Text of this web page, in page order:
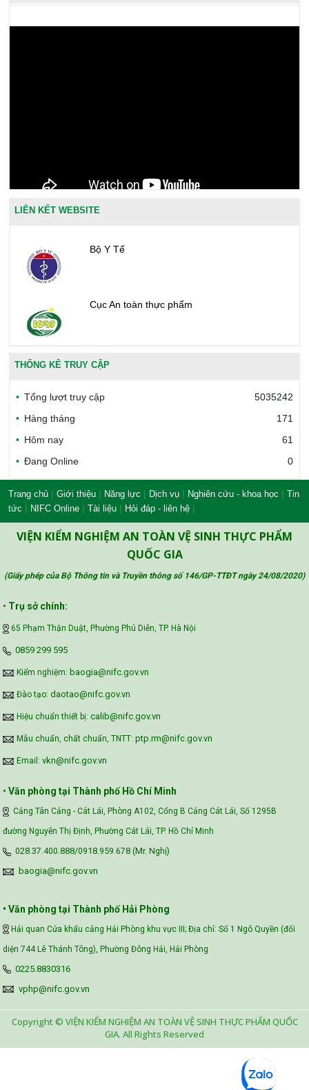
LIÊN KẾT WEBSITE
Bộ Y Tế
Cục An toàn thực phẩm
Văn phòng công nhận chất lượng
Công đoàn Y tế Việt Nam
Safe Food for Growth Project (SAFEGRO)
Vietnam Center for Food Safety Risk
THỐNG KÊ TRUY CẬP
Tổng lượt truy cập
5035242
Hàng tháng
171
Hôm nay
61
Đang Online
0
Trang chủ | Giới thiệu | Năng lực | Dịch vụ | Nghiên cứu - khoa học | Tin
tức | NIFC Online | Tài liệu | Hỏi đáp - liên hệ |
VIỆN KIỂM NGHIỆM AN TOÀN VỆ SINH THỰC PHẨM
QUỐC GIA
(Giấy phép của Bộ Thông tin và Truyền thông số 146/GP-TTĐT ngày 24/08/2020)
• Trụ sở chính:
65 Phạm Thận Duật, Phường Phú Diễn, TP. Hà Nội
‪0859 299 595‬
Kiểm nghiệm: baogia@nifc.gov.vn
Đào tạo: daotao@nifc.gov.vn
Hiệu chuẩn thiết bị: calib@nifc.gov.vn
Mẫu chuẩn, chất chuẩn, TNTT: ptp.rm@nifc.gov.vn
Email: vkn@nifc.gov.vn
• Văn phòng tại Thành phố Hồ Chí Minh
Cảng Tân Cảng - Cát Lái, Phòng A102, Cổng B Cảng Cát Lái, Số 1295B
đường Nguyễn Thị Định, Phường Cát Lái, TP. Hồ Chí Minh
028.37.400.888/0918.959.678 (Mr. Nghị)
baogia@nifc.gov.vn
• Văn phòng tại Thành phố Hải Phòng
Hải quan Cửa khẩu cảng Hải Phòng khu vực III; Địa chỉ: Số 1 Ngô Quyền (đối
diện 744 Lê Thánh Tông), Phường Đông Hải, Hải Phòng
0225.8830316
vphp@nifc.gov.vn
Copyright © VIỆN KIỂM NGHIỆM AN TOÀN VỆ SINH THỰC PHẨM QUỐC
GIA. All Rights Reserved